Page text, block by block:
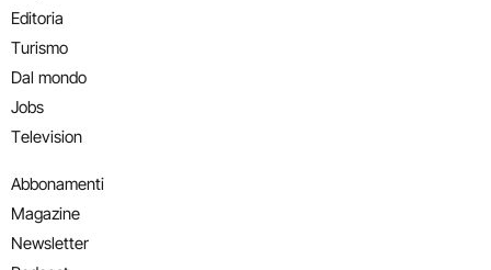
Editoria
Turismo
Dal mondo
Jobs
Television
Abbonamenti
Magazine
Newsletter